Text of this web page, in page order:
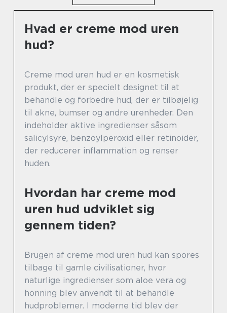
Hvad er creme mod uren
hud?
Creme mod uren hud er en kosmetisk
produkt, der er specielt designet til at
behandle og forbedre hud, der er tilbøjelig
til akne, bumser og andre urenheder. Den
indeholder aktive ingredienser såsom
salicylsyre, benzoylperoxid eller retinoider,
der reducerer inflammation og renser
huden.
Hvordan har creme mod
uren hud udviklet sig
gennem tiden?
Brugen af creme mod uren hud kan spores
tilbage til gamle civilisationer, hvor
naturlige ingredienser som aloe vera og
honning blev anvendt til at behandle
hudproblemer. I moderne tid blev der